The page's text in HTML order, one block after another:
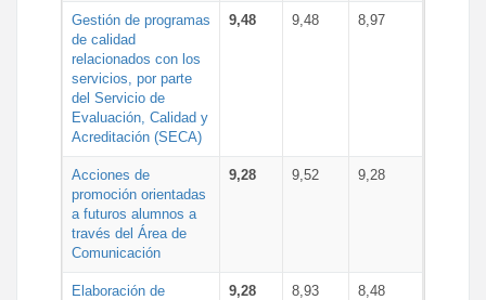
Gestión de programas
de calidad
relacionados con los
servicios, por parte
del Servicio de
Evaluación, Calidad y
Acreditación (SECA)
9,48 9,48 8,97
Acciones de
promoción orientadas
a futuros alumnos a
través del Área de
Comunicación
9,28 9,52 9,28
Elaboración de
9,28 8,93 8,48